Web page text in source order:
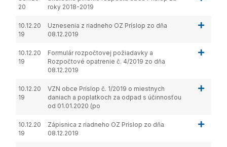
20
roky 2018-2019
10.12.20
19
Uznesenia z riadneho OZ Príslop zo dňa
08.12.2019
10.12.20
19
Formulár rozpočtovej požiadavky a
Rozpočtové opatrenie č. 4/2019 zo dňa
08.12.2019
10.12.20
19
VZN obce Príslop č. 1/2019 o miestnych
daniach a poplatkoch za odpad s účinnosťou
od 01.01.2020 (po
10.12.20
19
Zápisnica z riadneho OZ Príslop zo dňa
08.12.2019